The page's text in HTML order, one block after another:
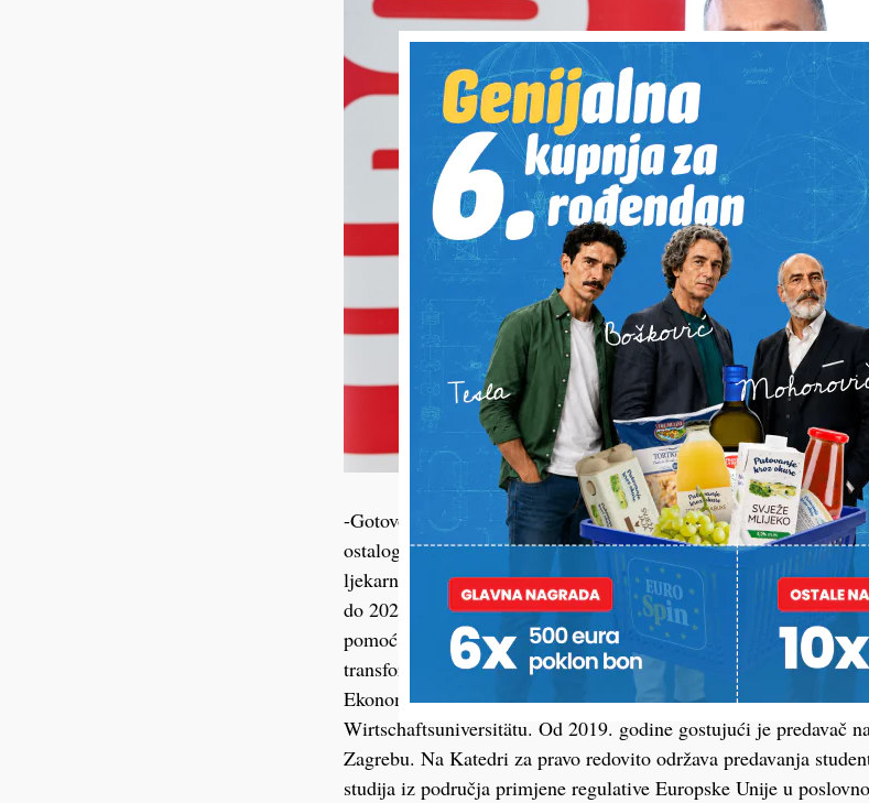
-Gotovo trideset godina Čeović se zadržao u američkom divu
ostalog, kao direktor prodaje za Južnu i Srednju Europu,
ljekarni za područje Europe, Bliskog Istoka i Afrike te
do 2020. godine. Također, 2021. osnovao je Ceovic Consulting
pomoć u implementaciji projekata iz područja nastupa na tržištu,
transformacije te razvoja komercijalnih i liderskih kompetencija.
Ekonomskom fakultetu u Zagrebu, a 2001. obranio doktorsku
Wirtschaftsuniversitätu. Od 2019. godine gostujući je predavač
Zagrebu. Na Katedri za pravo redovito održava predavanja
studija iz područja primjene regulative Europske Unije u